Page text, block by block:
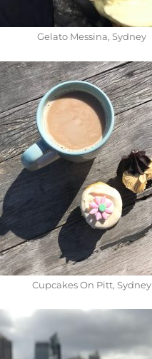
Gelato Messina, Sydney
Cupcakes On Pitt, Sydney